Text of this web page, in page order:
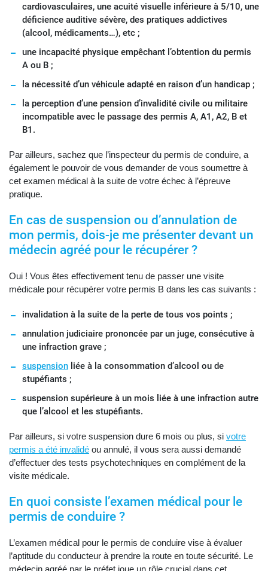
cardiovasculaires, une acuité visuelle inférieure à 5/10, une
déficience auditive sévère, des pratiques addictives
(alcool, médicaments…), etc ;
une incapacité physique empêchant l’obtention du permis
A ou B ;
la nécessité d’un véhicule adapté en raison d’un handicap ;
la perception d’une pension d’invalidité civile ou militaire
incompatible avec le passage des permis A, A1, A2, B et
B1.
Par ailleurs, sachez que l’inspecteur du permis de conduire, a
également le pouvoir de vous demander de vous soumettre à
cet examen médical à la suite de votre échec à l’épreuve
pratique.
En cas de suspension ou d’annulation de
mon permis, dois-je me présenter devant un
médecin agréé pour le récupérer ?
Oui ! Vous êtes effectivement tenu de passer une visite
médicale pour récupérer votre permis B dans les cas suivants :
invalidation à la suite de la perte de tous vos points ;
annulation judiciaire prononcée par un juge, consécutive à
une infraction grave ;
suspension liée à la consommation d’alcool ou de
stupéfiants ;
suspension supérieure à un mois liée à une infraction autre
que l’alcool et les stupéfiants.
Par ailleurs, si votre suspension dure 6 mois ou plus, si votre
permis a été invalidé ou annulé, il vous sera aussi demandé
d’effectuer des tests psychotechniques en complément de la
visite médicale.
En quoi consiste l’examen médical pour le
permis de conduire ?
L’examen médical pour le permis de conduire vise à évaluer
l’aptitude du conducteur à prendre la route en toute sécurité. Le
médecin agréé par le préfet joue un rôle crucial dans cet